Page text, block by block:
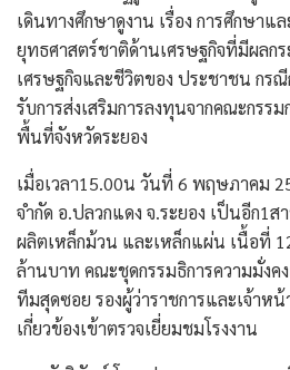
เดินทางศึกษาดูงาน เรื่อง การศึกษาแ
ยุทธศาสตร์ชาติด้านเศรษฐกิจที่มีผลก
เศรษฐกิจและชีวิตของ ประชาชน กร
รับการส่งเสริมการลงทุนจากคณะกรร
พื้นที่จังหวัดระยอง
เมื่อเวลา15.00น วันที่ 6 พฤษภาคม
จำกัด อ.ปลวกแดง จ.ระยอง เป็นอีก1ส
ผลิตเหล็กม้วน และเหล็กแผ่น เนื้อที่
ล้านบาท คณะชุดกรรมธิการความมั่งค
ทีมสุดซอย รองผู้ว่าราชการและเจ้าห
เกี่ยวข้องเข้าตรวจเยี่ยมชมโรงงาน